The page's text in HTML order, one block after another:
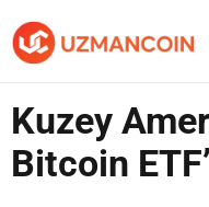
Yazarlardan
Piyasa
Kuzey
Bitcoin